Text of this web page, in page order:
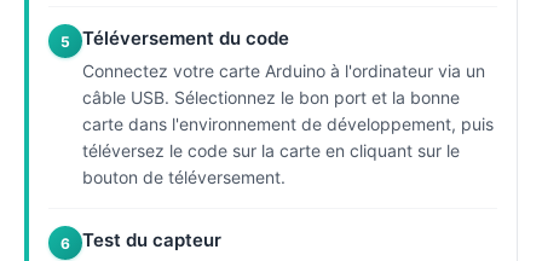
5 Téléversement du code
Connectez votre carte Arduino à l'ordinateur via un
câble USB. Sélectionnez le bon port et la bonne
carte dans l'environnement de développement, puis
téléversez le code sur la carte en cliquant sur le
bouton de téléversement.
6 Test du capteur